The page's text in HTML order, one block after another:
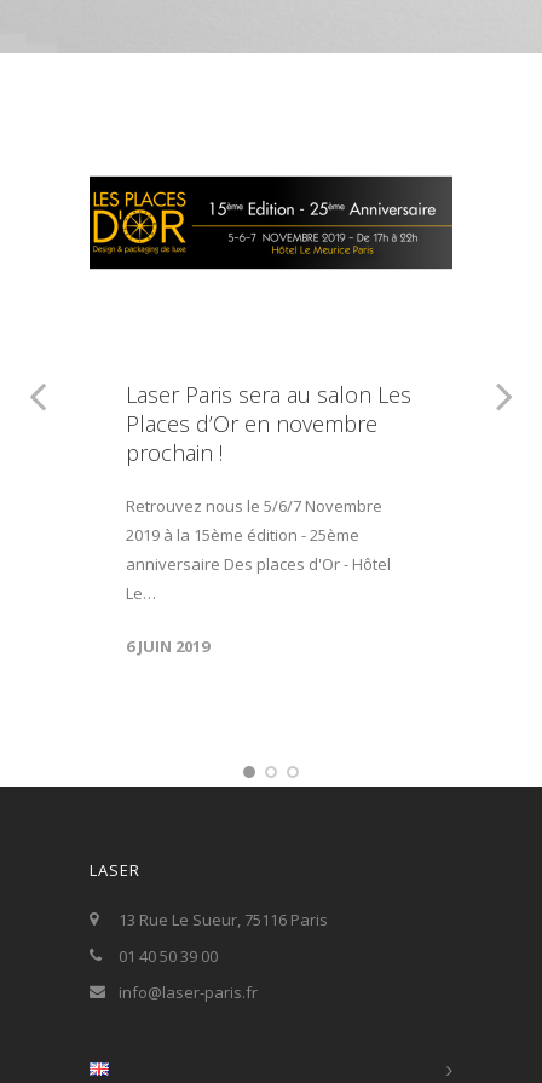
Laser Paris sera au salon Les
Places d’Or en novembre
prochain !
Retrouvez nous le 5/6/7 Novembre
2019 à la 15ème édition - 25ème
anniversaire Des places d'Or - Hôtel
Le…
6 JUIN 2019
LASER
13 Rue Le Sueur, 75116 Paris
01 40 50 39 00
info@laser-paris.fr